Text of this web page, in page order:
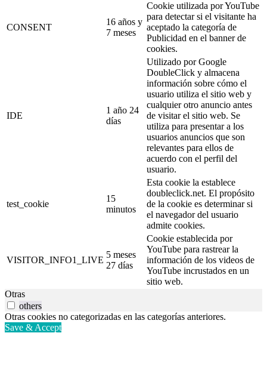
CONSENT
16 años y
7 meses
Cookie utilizada por YouTube
para detectar si el visitante ha
aceptado la categoría de
Publicidad en el banner de
cookies.
IDE
1 año 24
días
Utilizado por Google
DoubleClick y almacena
información sobre cómo el
usuario utiliza el sitio web y
cualquier otro anuncio antes
de visitar el sitio web. Se
utiliza para presentar a los
usuarios anuncios que son
relevantes para ellos de
acuerdo con el perfil del
usuario.
test_cookie
15
minutos
Esta cookie la establece
doubleclick.net. El propósito
de la cookie es determinar si
el navegador del usuario
admite cookies.
VISITOR_INFO1_LIVE
5 meses
27 días
Cookie establecida por
YouTube para rastrear la
información de los videos de
YouTube incrustados en un
sitio web.
Otras
others
Otras cookies no categorizadas en las categorías anteriores.
Save & Accept